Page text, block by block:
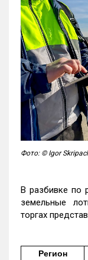
Фото: © Igor
В разбивке по
земельные
торгах
Регион